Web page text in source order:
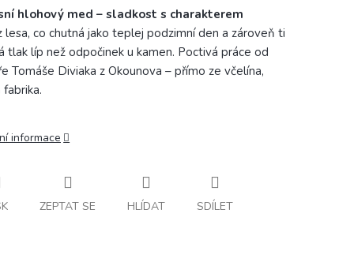
hlohový med – sladkost s charakterem
lesa, co chutná jako teplej podzimní den a zároveň ti
tlak líp než odpočinek u kamen. Poctivá práce od
Tomáše Diviaka z Okounova – přímo ze včelína,
fabrika.
informace
ZEPTAT SE HLÍDAT SDÍLET